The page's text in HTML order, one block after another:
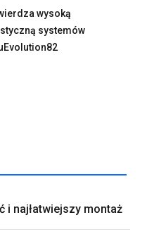
wysoką
systemów
i najłatwiejszy montaż